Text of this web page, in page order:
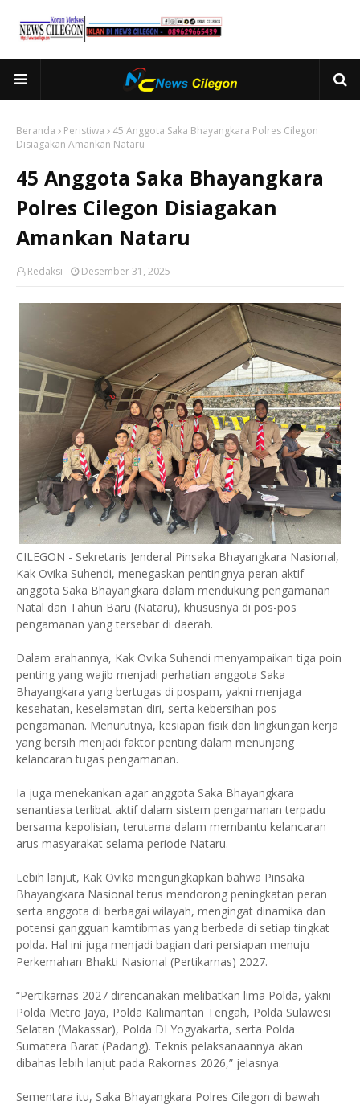
Beranda Peristiwa
45 Anggota Saka Bhayangkara Polres Cilegon
Disiagakan Amankan Nataru
45 Anggota Saka Bhayangkara
Polres Cilegon Disiagakan
Amankan Nataru
Redaksi Desember 31, 2025
CILEGON - Sekretaris Jenderal Pinsaka Bhayangkara Nasional,
Kak Ovika Suhendi, menegaskan pentingnya peran aktif
anggota Saka Bhayangkara dalam mendukung pengamanan
Natal dan Tahun Baru (Nataru), khususnya di pos-pos
pengamanan yang tersebar di daerah.
Dalam arahannya, Kak Ovika Suhendi menyampaikan tiga poin
penting yang wajib menjadi perhatian anggota Saka
Bhayangkara yang bertugas di pospam, yakni menjaga
kesehatan, keselamatan diri, serta kebersihan pos
pengamanan. Menurutnya, kesiapan fisik dan lingkungan kerja
yang bersih menjadi faktor penting dalam menunjang
kelancaran tugas pengamanan.
Ia juga menekankan agar anggota Saka Bhayangkara
senantiasa terlibat aktif dalam sistem pengamanan terpadu
bersama kepolisian, terutama dalam membantu kelancaran
arus masyarakat selama periode Nataru.
Lebih lanjut, Kak Ovika mengungkapkan bahwa Pinsaka
Bhayangkara Nasional terus mendorong peningkatan peran
serta anggota di berbagai wilayah, mengingat dinamika dan
potensi gangguan kamtibmas yang berbeda di setiap tingkat
polda. Hal ini juga menjadi bagian dari persiapan menuju
Perkemahan Bhakti Nasional (Pertikarnas) 2027.
“Pertikarnas 2027 direncanakan melibatkan lima Polda, yakni
Polda Metro Jaya, Polda Kalimantan Tengah, Polda Sulawesi
Selatan (Makassar), Polda DI Yogyakarta, serta Polda
Sumatera Barat (Padang). Teknis pelaksanaannya akan
dibahas lebih lanjut pada Rakornas 2026,” jelasnya.
Sementara itu, Saka Bhayangkara Polres Cilegon di bawah